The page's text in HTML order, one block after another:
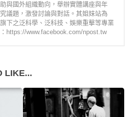
與國外組織動向，舉辦實體講座與年
議題，激發討論與對話。其姐妹站為
旗下之泛科學、泛科技、娛樂重擊等專業
https://www.facebook.com/npost.tw
LIKE...